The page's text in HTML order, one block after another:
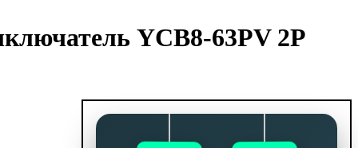
YCB8-63PV 2Р